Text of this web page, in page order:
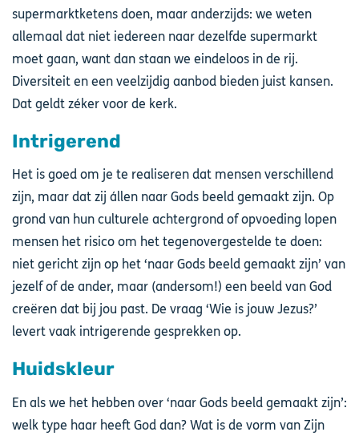
supermarktketens doen, maar anderzijds: we weten
allemaal dat niet iedereen naar dezelfde supermarkt
moet gaan, want dan staan we eindeloos in de rij.
Diversiteit en een veelzijdig aanbod bieden juist kansen.
Dat geldt zéker voor de kerk.
Intrigerend
Het is goed om je te realiseren dat mensen verschillend
zijn, maar dat zij állen naar Gods beeld gemaakt zijn. Op
grond van hun culturele achtergrond of opvoeding lopen
mensen het risico om het tegenovergestelde te doen:
niet gericht zijn op het ‘naar Gods beeld gemaakt zijn’ van
jezelf of de ander, maar (andersom!) een beeld van God
creëren dat bij jou past. De vraag ‘Wie is jouw Jezus?’
levert vaak intrigerende gesprekken op.
Huidskleur
En als we het hebben over ‘naar Gods beeld gemaakt zijn’:
welk type haar heeft God dan? Wat is de vorm van Zijn